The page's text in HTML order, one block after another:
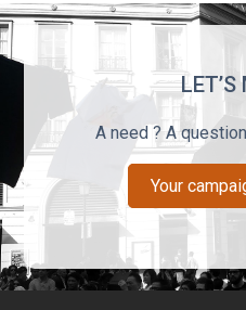
LET’S
A need ? A
Your